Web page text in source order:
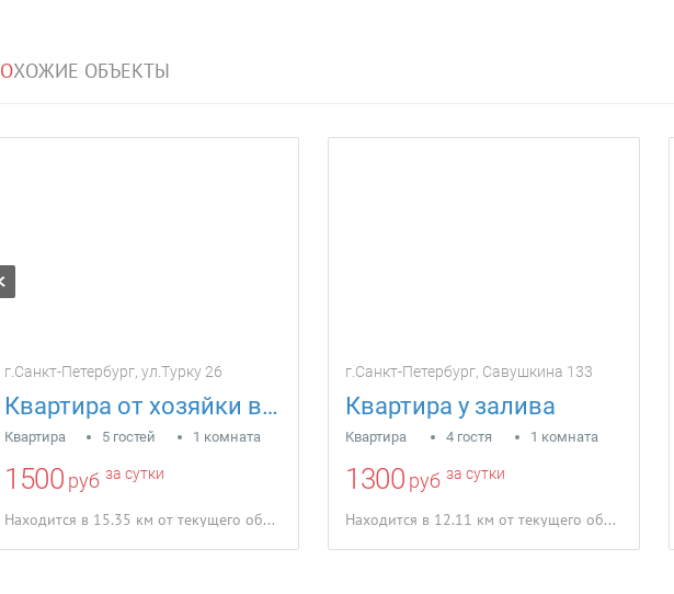
ОХОЖИЕ ОБЪЕКТЫ
г.Санкт-Петербург, ул.Турку 26
Квартира от хозяйки во Фрунзенском р-не
Квартира 5 гостей 1 комната
1500 руб за сутки
Находится в 15.35 км от текущего объекта
г.Санкт-Петербург, Савушкина 133
Квартира у залива
Квартира 4 гостя 1 комната
1300 руб за сутки
Находится в 12.11 км от текущего объекта